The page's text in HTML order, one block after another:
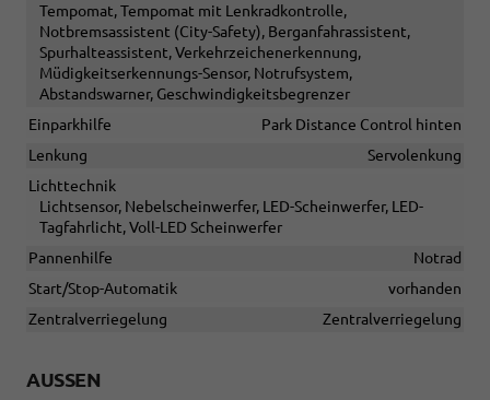
Tempomat, Tempomat mit Lenkradkontrolle,
Notbremsassistent (City-Safety), Berganfahrassistent,
Spurhalteassistent, Verkehrzeichenerkennung,
Müdigkeitserkennungs-Sensor, Notrufsystem,
Abstandswarner, Geschwindigkeitsbegrenzer
Einparkhilfe
Park Distance Control hinten
Lenkung
Servolenkung
Lichttechnik
Lichtsensor, Nebelscheinwerfer, LED-Scheinwerfer, LED-
Tagfahrlicht, Voll-LED Scheinwerfer
Pannenhilfe
Notrad
Start/Stop-Automatik
vorhanden
Zentralverriegelung
Zentralverriegelung
AUSSEN